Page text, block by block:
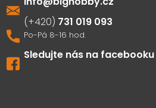
731 019 093
Sledujte nás na facebooku